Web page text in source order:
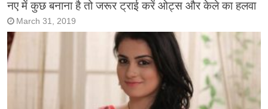
नए में कुछ बनाना है तो जरूर ट्राई करें ओट्स और केले का हलवा
March 31, 2019